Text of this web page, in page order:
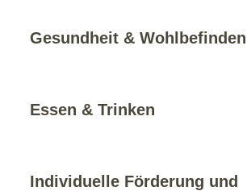
Gesundheit & Wohlbefinden
Essen & Trinken
Individuelle Förderung und